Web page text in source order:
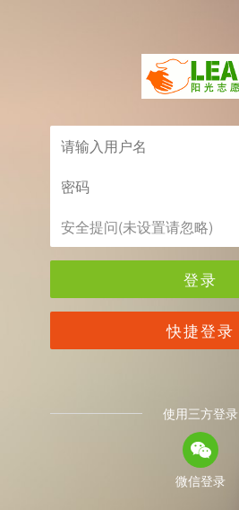
登录
快捷登录
使用三方登录
微信登录